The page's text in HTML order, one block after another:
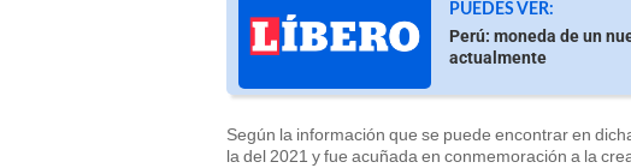
PUEDES VER:
Perú: moneda de un
actualmente
Según la información que se puede encontrar en
la del 2021 y fue acuñada en conmemoración a la